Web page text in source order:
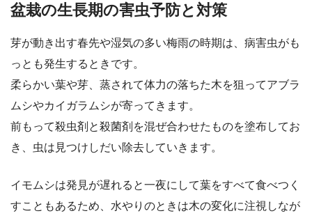
盆栽の生長期の害虫予防と対策
芽が動き出す春先や湿気の多い梅雨の時期は、病害虫がも
っとも発生するときです。
柔らかい葉や芽、蒸されて体力の落ちた木を狙ってアブラ
ムシやカイガラムシが寄ってきます。
前もって殺虫剤と殺菌剤を混ぜ合わせたものを塗布してお
き、虫は見つけしだい除去していきます。
イモムシは発見が遅れると一夜にして葉をすべて食べつく
すこともあるため、水やりのときは木の変化に注視しなが